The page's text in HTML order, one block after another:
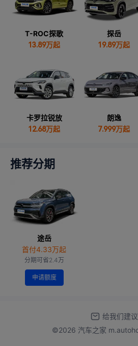
T-ROC探歌
13.89万起
探岳
19.89万起
卡罗拉锐放
12.68万起
朗逸
7.999万起
推荐分期
途岳
首付4.33万起
分期可省2.4万
申请额度
给我们建议
©2026 汽车之家